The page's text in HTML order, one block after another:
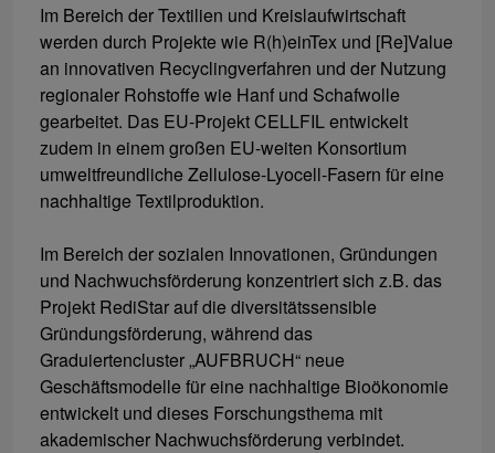
Im Bereich der Textilien und Kreislaufwirtschaft
werden durch Projekte wie R(h)einTex und [Re]Value
an innovativen Recyclingverfahren und der Nutzung
regionaler Rohstoffe wie Hanf und Schafwolle
gearbeitet. Das EU-Projekt CELLFIL entwickelt
zudem in einem großen EU-weiten Konsortium
umweltfreundliche Zellulose-Lyocell-Fasern für eine
nachhaltige Textilproduktion.
Im Bereich der sozialen Innovationen, Gründungen
und Nachwuchsförderung konzentriert sich z.B. das
Projekt RediStar auf die diversitätssensible
Gründungsförderung, während das
Graduiertencluster „AUFBRUCH“ neue
Geschäftsmodelle für eine nachhaltige Bioökonomie
entwickelt und dieses Forschungsthema mit
akademischer Nachwuchsförderung verbindet.